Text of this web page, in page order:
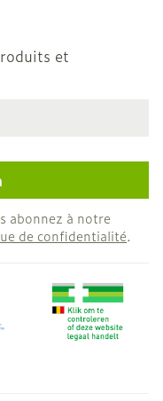
et
abonnez à notre
de confidentialité.